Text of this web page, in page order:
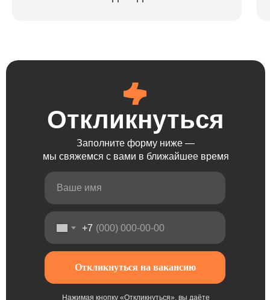
Откликнуться
Заполните форму ниже —
мы свяжемся с вами в ближайшее время
+7
Откликнуться на вакансию
Нажимая кнопку «Откликнуться», вы даёте